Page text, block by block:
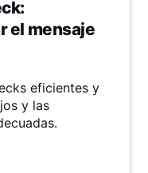
el mensaje
eficientes y
y las